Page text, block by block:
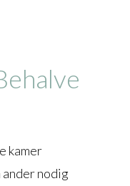
kamer
ander nodig